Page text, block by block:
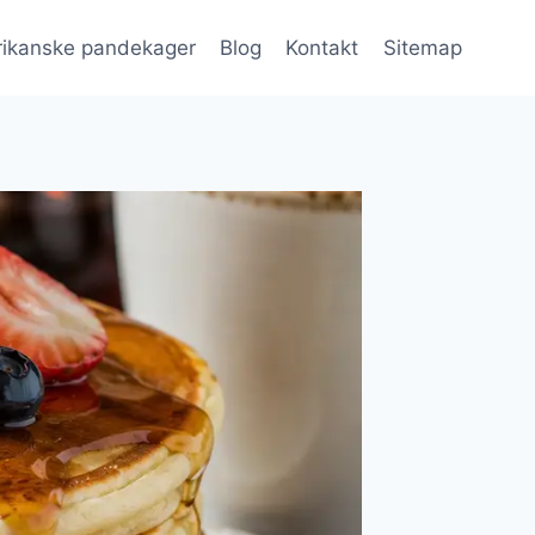
pandekager Blog Kontakt Sitemap